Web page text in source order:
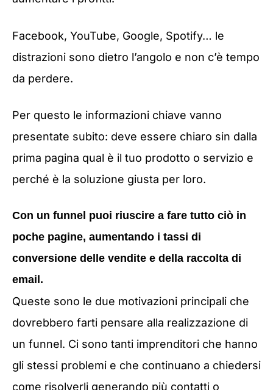
Facebook, YouTube, Google, Spotify… le
distrazioni sono dietro l’angolo e non c’è tempo
da perdere.
Per questo le informazioni chiave vanno
presentate subito: deve essere chiaro sin dalla
prima pagina qual è il tuo prodotto o servizio e
perché è la soluzione giusta per loro.
Con un funnel puoi riuscire a fare tutto ciò in
poche pagine, aumentando i tassi di
conversione delle vendite e della raccolta di
email.
Queste sono le due motivazioni principali che
dovrebbero farti pensare alla realizzazione di
un funnel. Ci sono tanti imprenditori che hanno
gli stessi problemi e che continuano a chiedersi
come risolverli generando più contatti o